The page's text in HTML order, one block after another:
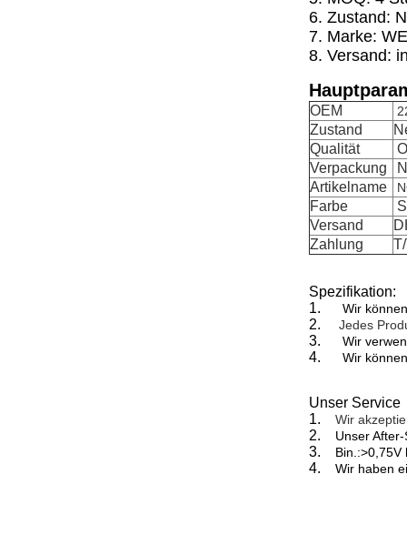
6. Zustand:
7. Marke:
8. Versand:
OEM
Zustand
Qualität
Verpackung
Artikelname
Farbe
Versand
Zahlung
Spezifikation:
1. Wir
2. Jedes
3. Wir
4. Wir
Unser Service
1. Wir
2. Unser
3. Bin.:>0,75V
4. Wir haben